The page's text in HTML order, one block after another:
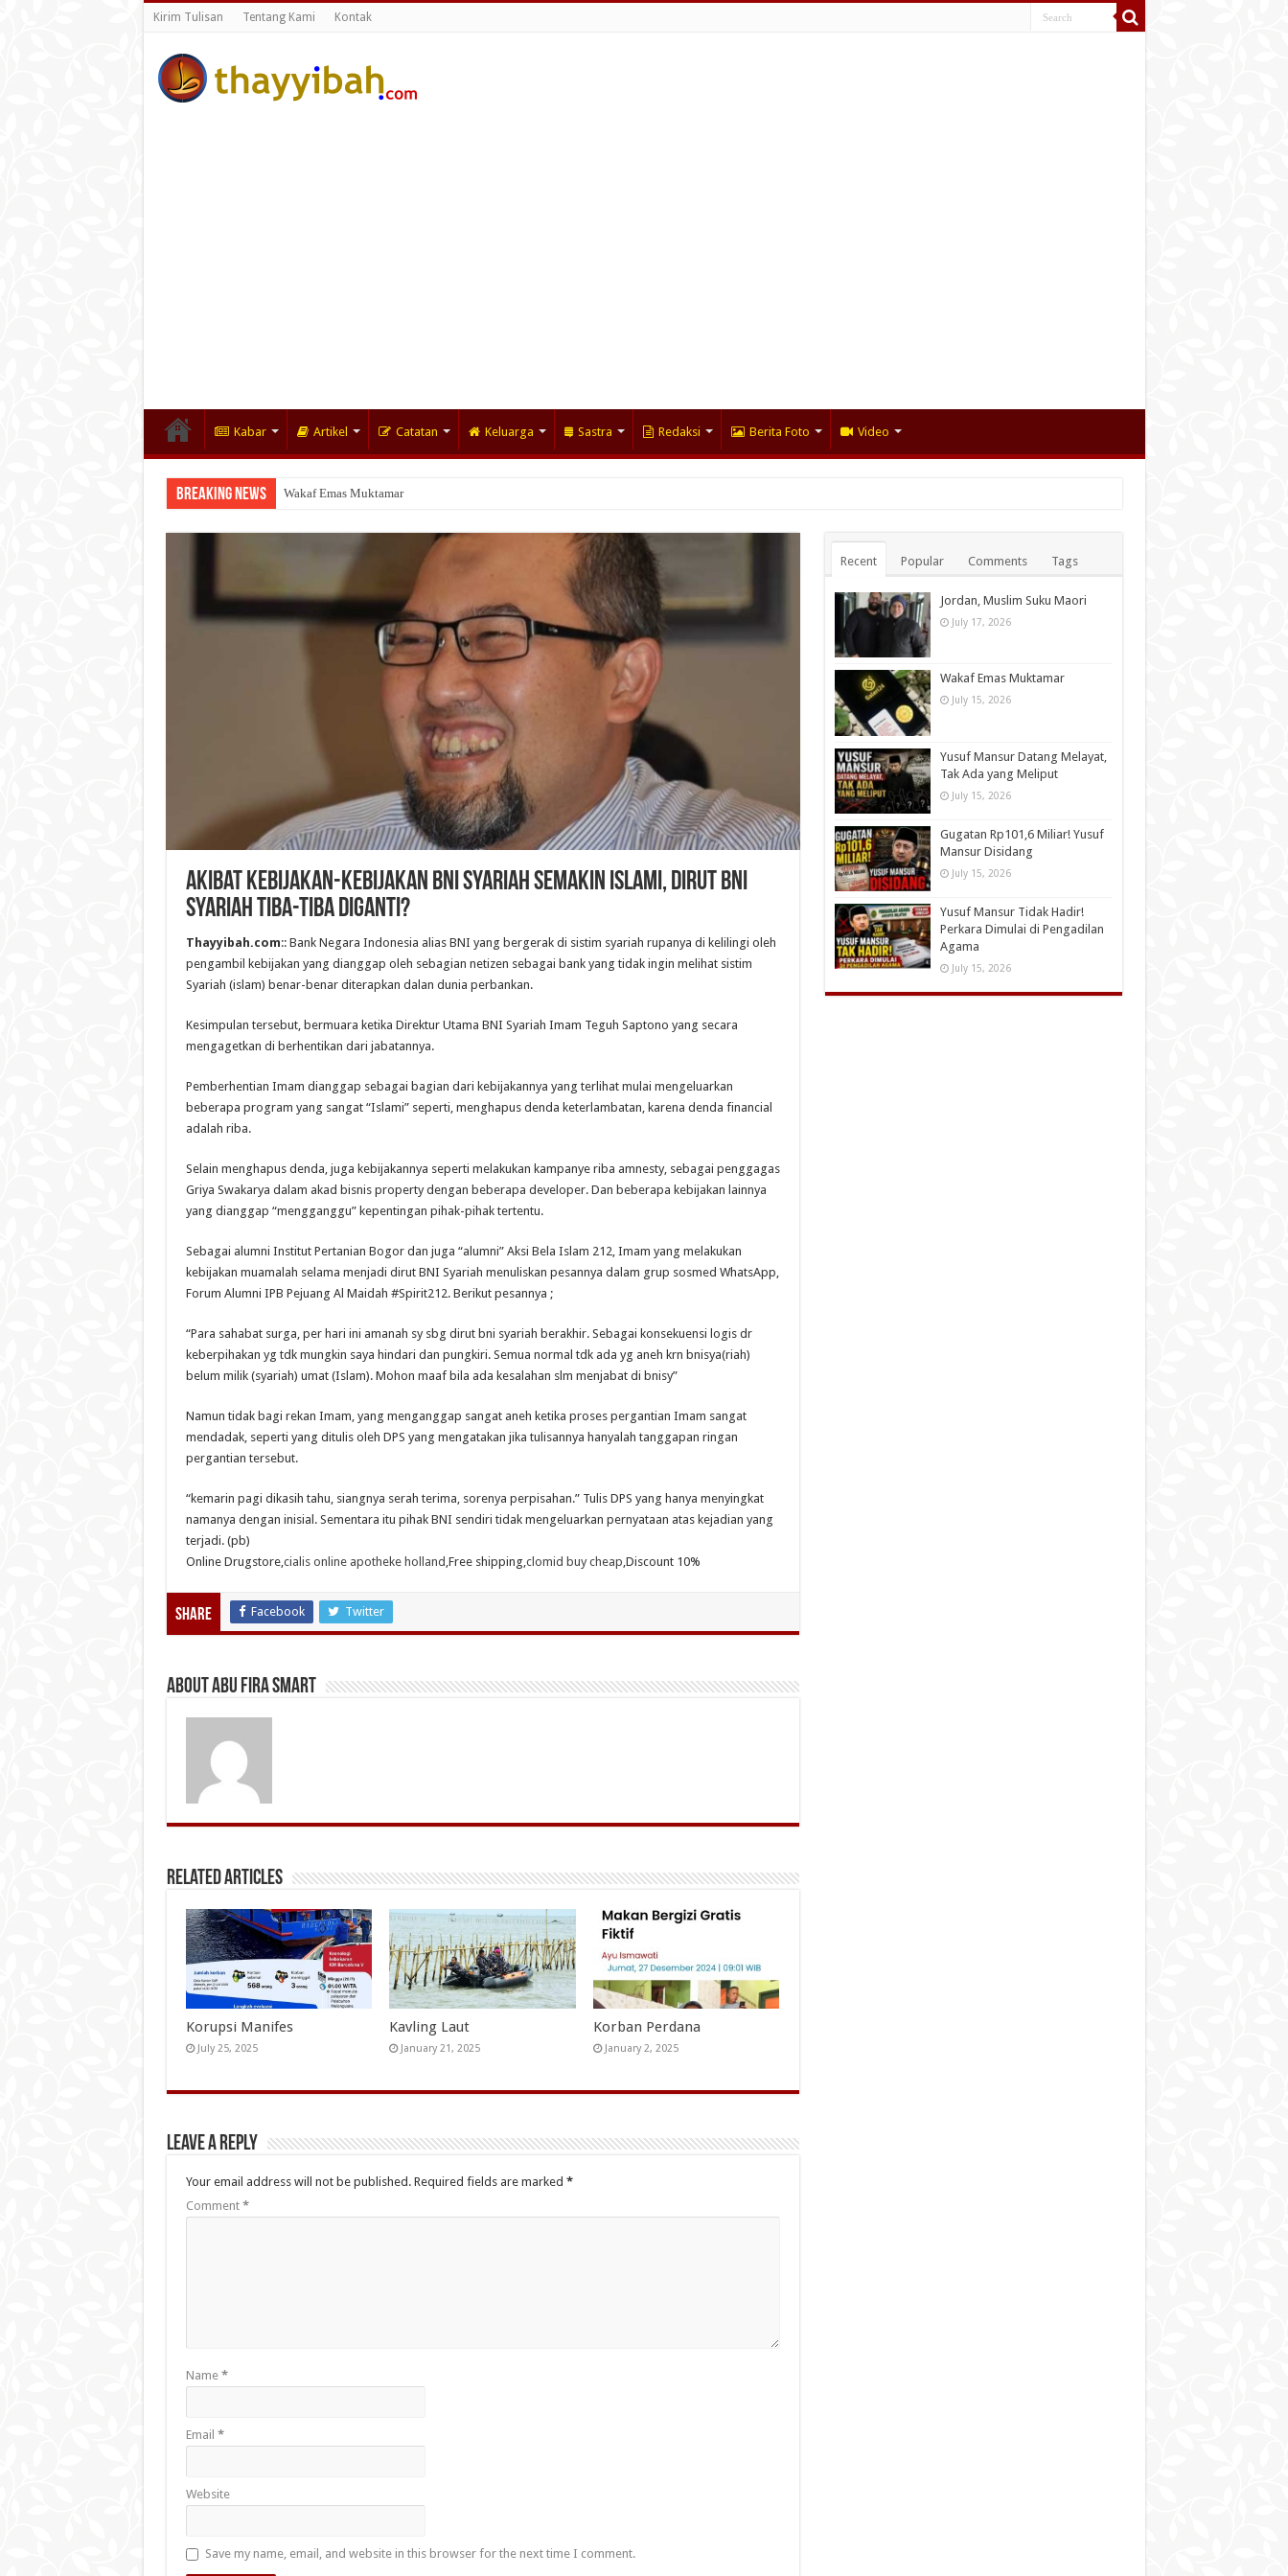
Kirim Tulisan Tentang Kami Kontak
Kabar Artikel Catatan Keluarga Sastra Redaksi Berita Foto Video
Breaking News Wakaf Emas Muktamar
Akibat Kebijakan-Kebijakan BNI Syariah Semakin Islami, Dirut BNI
Syariah Tiba-Tiba Diganti?
Thayyibah.com:: Bank Negara Indonesia alias BNI yang bergerak di sistim syariah rupanya di kelilingi oleh
pengambil kebijakan yang dianggap oleh sebagian netizen sebagai bank yang tidak ingin melihat sistim
Syariah (islam) benar-benar diterapkan dalan dunia perbankan.
Kesimpulan tersebut, bermuara ketika Direktur Utama BNI Syariah Imam Teguh Saptono yang secara
mengagetkan di berhentikan dari jabatannya.
Pemberhentian Imam dianggap sebagai bagian dari kebijakannya yang terlihat mulai mengeluarkan
beberapa program yang sangat “Islami” seperti, menghapus denda keterlambatan, karena denda financial
adalah riba.
Selain menghapus denda, juga kebijakannya seperti melakukan kampanye riba amnesty, sebagai penggagas
Griya Swakarya dalam akad bisnis property dengan beberapa developer. Dan beberapa kebijakan lainnya
yang dianggap “mengganggu” kepentingan pihak-pihak tertentu.
Sebagai alumni Institut Pertanian Bogor dan juga “alumni” Aksi Bela Islam 212, Imam yang melakukan
kebijakan muamalah selama menjadi dirut BNI Syariah menuliskan pesannya dalam grup sosmed WhatsApp,
Forum Alumni IPB Pejuang Al Maidah #Spirit212. Berikut pesannya ;
“Para sahabat surga, per hari ini amanah sy sbg dirut bni syariah berakhir. Sebagai konsekuensi logis dr
keberpihakan yg tdk mungkin saya hindari dan pungkiri. Semua normal tdk ada yg aneh krn bnisya(riah)
belum milik (syariah) umat (Islam). Mohon maaf bila ada kesalahan slm menjabat di bnisy”
Namun tidak bagi rekan Imam, yang menganggap sangat aneh ketika proses pergantian Imam sangat
mendadak, seperti yang ditulis oleh DPS yang mengatakan jika tulisannya hanyalah tanggapan ringan
pergantian tersebut.
“kemarin pagi dikasih tahu, siangnya serah terima, sorenya perpisahan.” Tulis DPS yang hanya menyingkat
namanya dengan inisial. Sementara itu pihak BNI sendiri tidak mengeluarkan pernyataan atas kejadian yang
terjadi. (pb)
Online Drugstore,cialis online apotheke holland ,Free shipping,clomid buy cheap,Discount 10%
Share Facebook Twitter
About Abu Fira Smart
Related Articles
Korupsi Manifes
July 25, 2025
Kavling Laut
January 21, 2025
Korban Perdana
January 2, 2025
Leave a Reply
Your email address will not be published. Required fields are marked *
Comment *
Name *
Email *
Website
Save my name, email, and website in this browser for the next time I comment.
Recent Popular Comments Tags
Jordan, Muslim Suku Maori
July 17, 2026
Wakaf Emas Muktamar
July 15, 2026
Yusuf Mansur Datang Melayat,
Tak Ada yang Meliput
July 15, 2026
Gugatan Rp101,6 Miliar! Yusuf
Mansur Disidang
July 15, 2026
Yusuf Mansur Tidak Hadir!
Perkara Dimulai di Pengadilan
Agama
July 15, 2026